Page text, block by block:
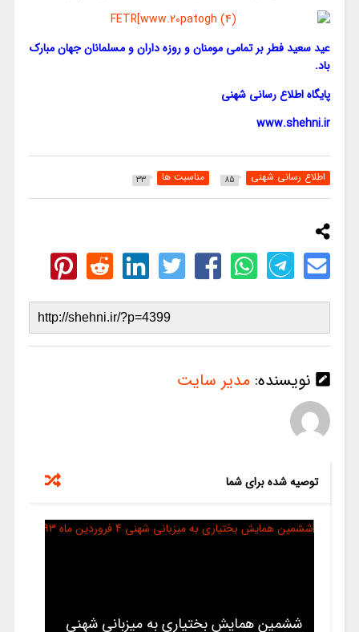
عید سعید فطر بر تمامی مومنان و روزه داران و مسلمانان جهان مبارک
باد.
پایگاه اطلاع رسانی شهنی
www.shehni.ir
اطلاع رسانی شهنی 85 مناسبت ها 33
نویسنده: مدیر سایت
توصیه شده برای شما
ششمین همایش بختیاری به میزبانی شهنی